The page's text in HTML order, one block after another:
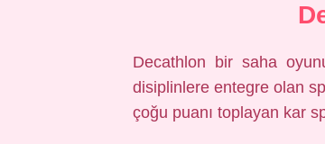
Decathlon bir saha
disiplinlere entegre olan
çoğu puanı toplayan kar